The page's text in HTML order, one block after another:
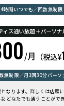
時間いつでも／回数無制限
ィス通い放題＋パーソナ
/月 （税込¥
無制限／月1回30分パーソ
なります。詳しくは店頭に
どなたでも通うことができ